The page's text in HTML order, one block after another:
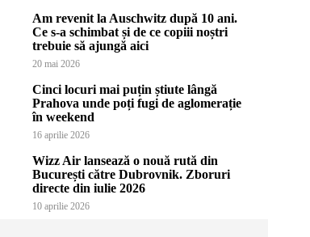
Am revenit la Auschwitz după 10 ani.
Ce s-a schimbat și de ce copiii noștri
trebuie să ajungă aici
20 mai 2026
Cinci locuri mai puțin știute lângă
Prahova unde poți fugi de aglomerație
în weekend
16 aprilie 2026
Wizz Air lansează o nouă rută din
București către Dubrovnik. Zboruri
directe din iulie 2026
10 aprilie 2026